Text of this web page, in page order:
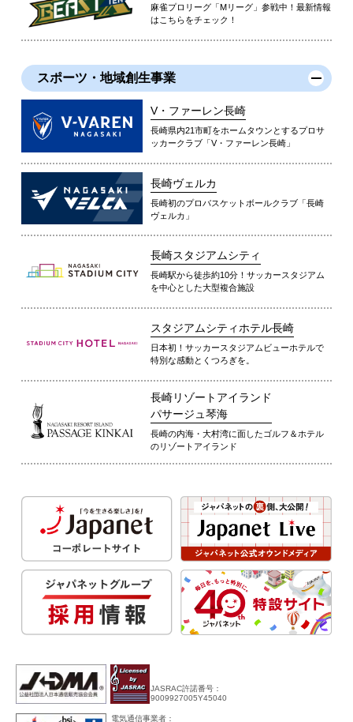
麻雀プロリーグ「Mリーグ」参戦中！最新情報
はこちらをチェック！
スポーツ・地域創生事業
V・ファーレン長崎
長崎県内21市町をホームタウンとするプロサ
ッカークラブ「V・ファーレン長崎」
長崎ヴェルカ
長崎初のプロバスケットボールクラブ「長崎
ヴェルカ」
長崎スタジアムシティ
長崎駅から徒歩約10分！サッカースタジアム
を中心とした大型複合施設
スタジアムシティホテル長崎
日本初！サッカースタジアムビューホテルで
特別な感動とくつろぎを。
長崎リゾートアイランド
パサージュ琴海
長崎の内海・大村湾に面したゴルフ＆ホテル
のリゾートアイランド
JASRAC許諾番号：
9009927005Y45040
電気通信事業者：